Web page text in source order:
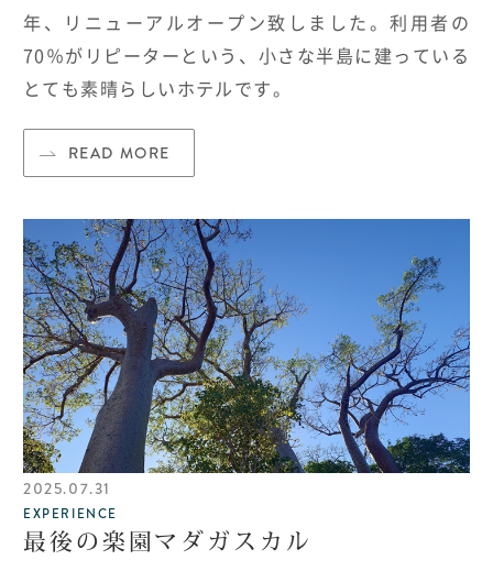
年、リニューアルオープン致しました。利用者の
70％がリピーターという、小さな半島に建っている
とても素晴らしいホテルです。
READ MORE
2025.07.31
EXPERIENCE
最後の楽園マダガスカル